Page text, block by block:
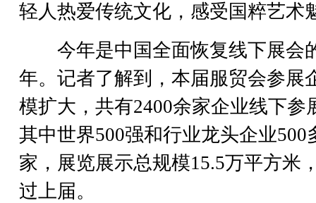
轻人热爱传统文化，感受国粹艺术
今年是中国全面恢复线下展会
年。记者了解到，本届服贸会参展
模扩大，共有2400余家企业线下参
其中世界500强和行业龙头企业500
家，展览展示总规模15.5万平方米
过上届。